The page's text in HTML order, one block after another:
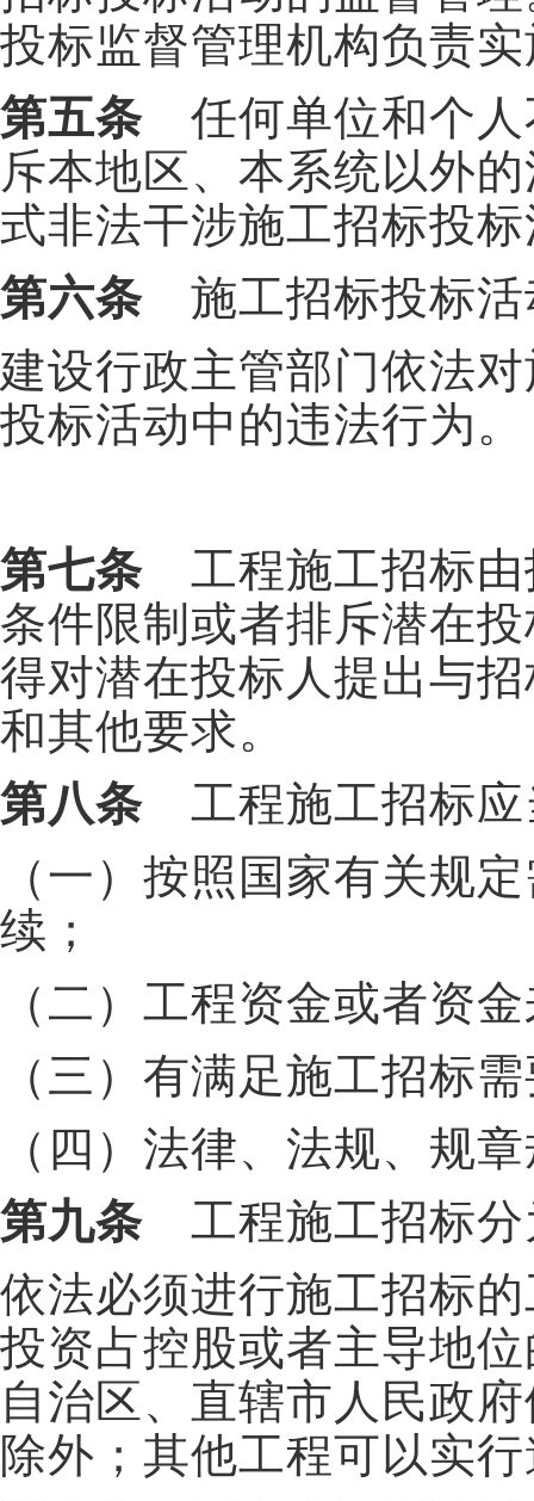
投标监督管理机构负责
第五条 任何单位和个人
斥本地区、本系统以外
式非法干涉施工招标投
第六条 施工招标投标活
建设行政主管部门依法
投标活动中的违法行为。
第七条 工程施工招标由
条件限制或者排斥潜在
得对潜在投标人提出与
和其他要求。
第八条 工程施工招标应
（一）按照国家有关规
续；
（二）工程资金或者资
（三）有满足施工招标
（四）法律、法规、规
第九条 工程施工招标分
依法必须进行施工招标
投资占控股或者主导地
自治区、直辖市人民政
除外；其他工程可以实